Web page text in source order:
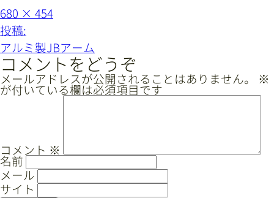
新着情報
採用情報
レールシステムについて
CAD/PDFデータ
フ
ル
サ
イ
ズ
680 × 454
投
稿
ナ
ビ
ゲ
ョ
ン
投稿:
アルミ製JBアーム
コメントをどうぞ
メールアドレスが公開されることはありません。 ※
が付いている欄は必須項目です
コメント ※
名前
メール
サイト